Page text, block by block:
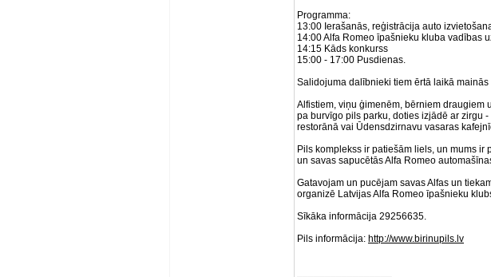
Programma:
13:00 Ierašanās, reģistrācija auto
14:00 Alfa Romeo īpašnieku kluba vadības
14:15 Kāds konkurss
15:00 - 17:00 Pusdienas.
Salidojuma dalībnieki tiem ērtā laikā
Alfistiem, viņu ģimenēm, bērniem
pa burvīgo pils parku, doties izjādē ar zirgu
restorānā vai Ūdensdzirnavu vasaras
Pils komplekss ir patiešām liels, un mums
un savas sapucētās Alfa Romeo
Gatavojam un pucējam savas Alfas un
organizē Latvijas Alfa Romeo īpašnieku
Sīkāka informācija 29256635.
Pils informācija: http://www.birinupils.lv